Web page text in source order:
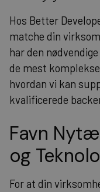
Hos Better
matche din
har den
de mest
hvordan vi kan
kvalificerede
Favn
og
For at din